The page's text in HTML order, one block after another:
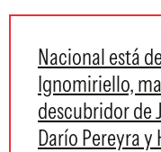
Nacional está
Ignomiriello,
descubridor de
Darío Pereyra